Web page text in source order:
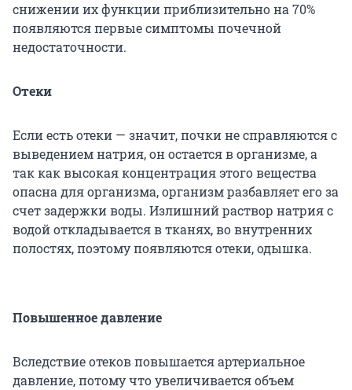
снижении их функции приблизительно на 70%
появляются первые симптомы почечной
недостаточности.
Отеки
Если есть отеки — значит, почки не справляются с
выведением натрия, он остается в организме, а
так как высокая концентрация этого вещества
опасна для организма, организм разбавляет его за
счет задержки воды. Излишний раствор натрия с
водой откладывается в тканях, во внутренних
полостях, поэтому появляются отеки, одышка.
Повышенное давление
Вследствие отеков повышается артериальное
давление, потому что увеличивается объем